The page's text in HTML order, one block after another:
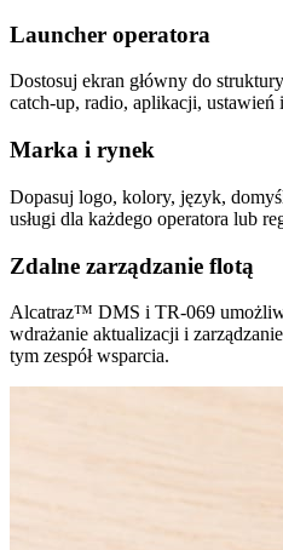
Launcher operatora
Dostosuj ekran główny do
catch-up, radio, aplikacji,
Marka i rynek
Dopasuj logo, kolory, język,
usługi dla każdego operatora lub
Zdalne zarządzanie flotą
Alcatraz™ DMS i TR-069
wdrażanie aktualizacji i
tym zespół wsparcia.